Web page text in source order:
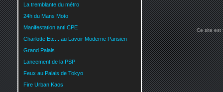
La tremblante du métro
24h du Mans Moto
Manifestation anti CPE
Charlotte Etc... au Lavoir Moderne Parisien
Grand Palais
Lancement de la PSP
Feux au Palais de Tokyo
Fire Urban Kaos
Ce site est